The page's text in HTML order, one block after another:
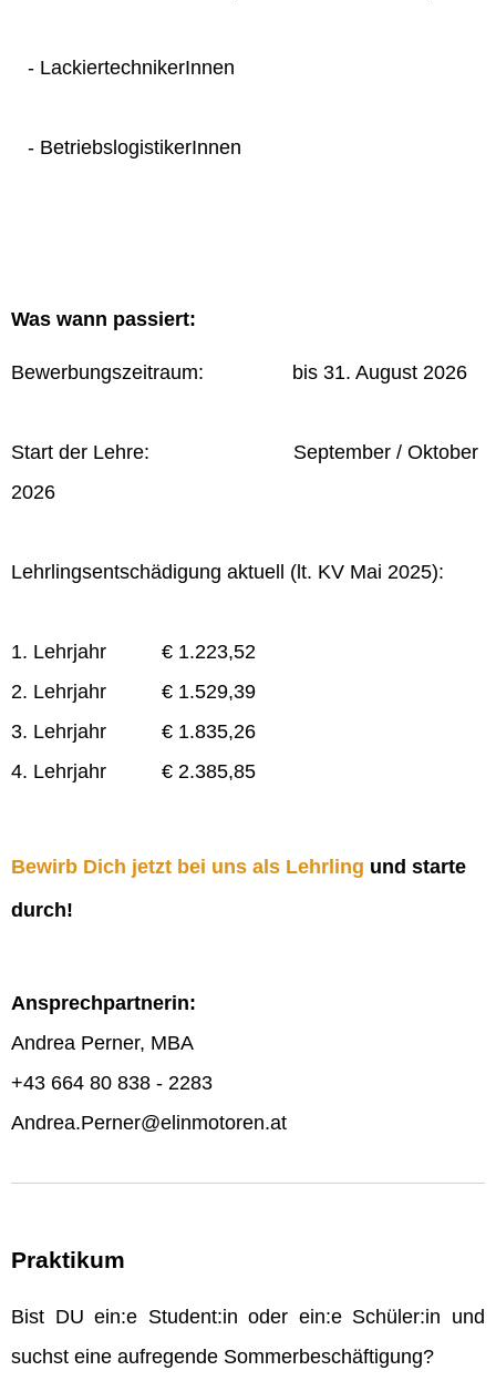
- LackiertechnikerInnen
- BetriebslogistikerInnen
Was wann passiert:
Bewerbungszeitraum: bis 31. August 2026
Start der Lehre: September / Oktober
2026
Lehrlingsentschädigung aktuell (lt. KV Mai 2025):
1. Lehrjahr € 1.223,52
2. Lehrjahr € 1.529,39
3. Lehrjahr € 1.835,26
4. Lehrjahr € 2.385,85
Bewirb Dich jetzt bei uns als Lehrling und starte
durch!
Ansprechpartnerin:
Andrea Perner, MBA
+43 664 80 838 - 2283
Andrea.Perner@elinmotoren.at
Praktikum
Bist DU ein:e Student:in oder ein:e Schüler:in und
suchst eine aufregende Sommerbeschäftigung?